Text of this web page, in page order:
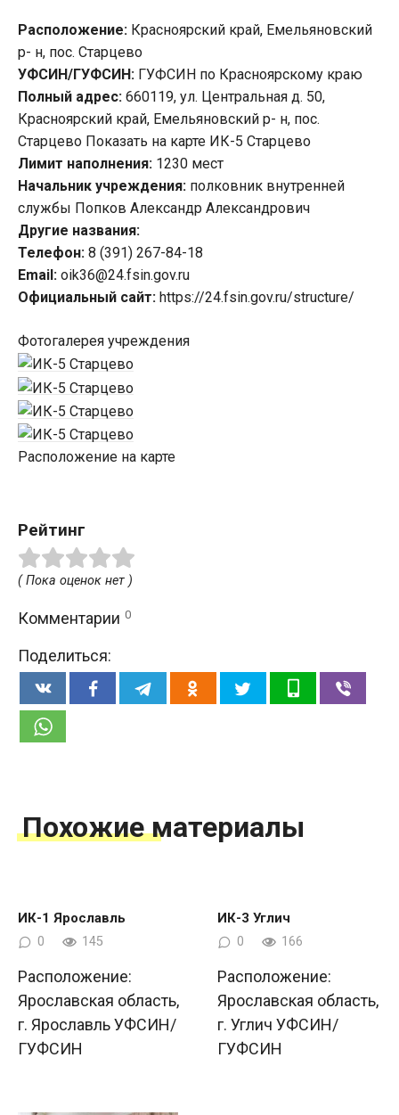
Расположение: Красноярский край, Емельяновский
р- н, пос. Старцево
УФСИН/ГУФСИН: ГУФСИН по Красноярскому краю
Полный адрес: 660119, ул. Центральная д. 50,
Красноярский край, Емельяновский р- н, пос.
Старцево Показать на карте ИК-5 Старцево
Лимит наполнения: 1230 мест
Начальник учреждения: полковник внутренней
службы Попков Александр Александрович
Другие названия:
Телефон: 8 (391) 267-84-18
Email: oik36@24.fsin.gov.ru
Официальный сайт: https://24.fsin.gov.ru/structure/
Фотогалерея учреждения
Расположение на карте
Рейтинг
( Пока оценок нет )
Комментарии 0
Поделиться:
Похожие материалы
ИК-1 Ярославль
0 145
Расположение:
Ярославская область,
г. Ярославль УФСИН/
ГУФСИН
ИК-3 Углич
0 166
Расположение:
Ярославская область,
г. Углич УФСИН/
ГУФСИН